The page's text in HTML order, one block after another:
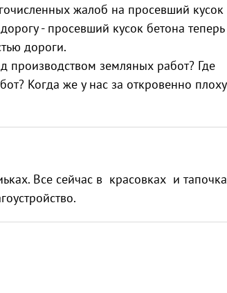
жалоб на просевший кусок
- просевший кусок бетона теперь
дороги.
земляных работ? Где
Когда же у нас за откровенно
Все сейчас в красовках и